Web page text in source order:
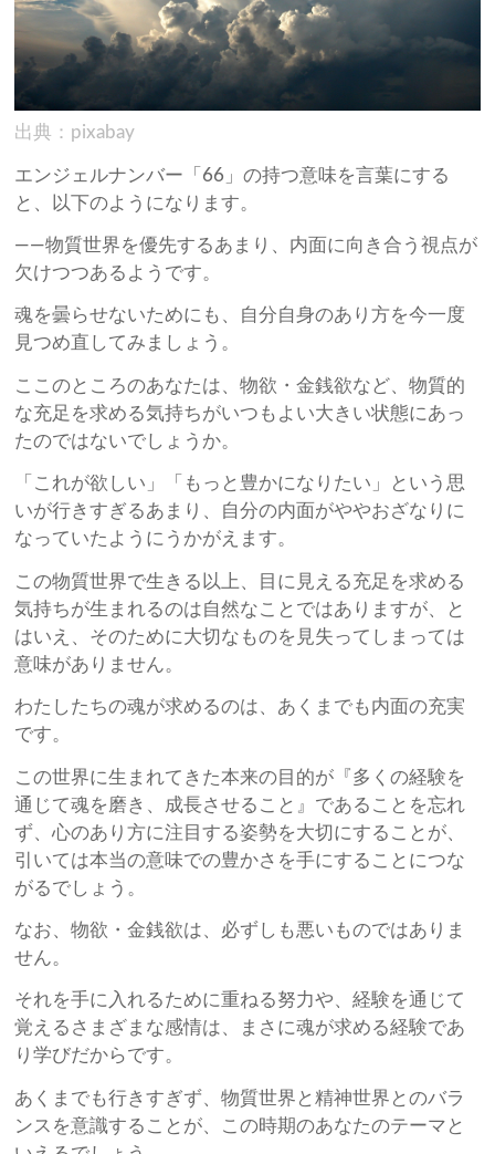
出典：pixabay
エンジェルナンバー「66」の持つ意味を言葉にする
と、以下のようになります。
——物質世界を優先するあまり、内面に向き合う視点が
欠けつつあるようです。
魂を曇らせないためにも、自分自身のあり方を今一度
見つめ直してみましょう。
ここのところのあなたは、物欲・金銭欲など、物質的
な充足を求める気持ちがいつもよい大きい状態にあっ
たのではないでしょうか。
「これが欲しい」「もっと豊かになりたい」という思
いが行きすぎるあまり、自分の内面がややおざなりに
なっていたようにうかがえます。
この物質世界で生きる以上、目に見える充足を求める
気持ちが生まれるのは自然なことではありますが、と
はいえ、そのために大切なものを見失ってしまっては
意味がありません。
わたしたちの魂が求めるのは、あくまでも内面の充実
です。
この世界に生まれてきた本来の目的が『多くの経験を
通じて魂を磨き、成長させること』であることを忘れ
ず、心のあり方に注目する姿勢を大切にすることが、
引いては本当の意味での豊かさを手にすることにつな
がるでしょう。
なお、物欲・金銭欲は、必ずしも悪いものではありま
せん。
それを手に入れるために重ねる努力や、経験を通じて
覚えるさまざまな感情は、まさに魂が求める経験であ
り学びだからです。
あくまでも行きすぎず、物質世界と精神世界とのバラ
ンスを意識することが、この時期のあなたのテーマと